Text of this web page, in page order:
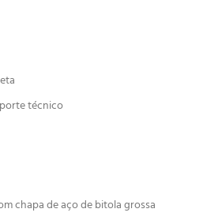
técnico
chapa de aço de bitola grossa